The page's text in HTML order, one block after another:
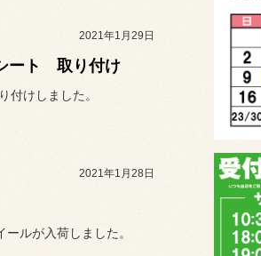
2021年1月29日
ート 取り付け
付けしました。
2021年1月28日
ルが入荷しました。